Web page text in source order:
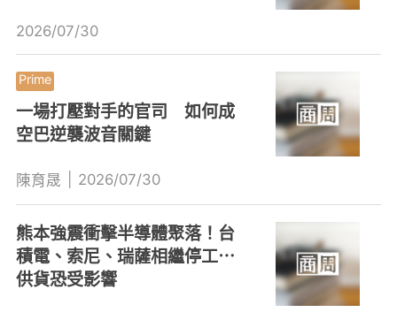
2026/07/30
一場打壓對手的官司 如何成
空巴逆襲波音關鍵
陳育晟 2026/07/30
熊本強震衝擊半導體聚落！台
積電、索尼、瑞薩相繼停工⋯
供貨恐受影響